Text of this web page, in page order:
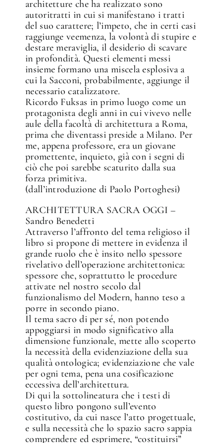
architetture che ha realizzato sono
autoritratti in cui si manifestano i tratti
del suo carattere; l’impeto, che in certi casi
raggiunge veemenza, la volontà di stupire e
destare meraviglia, il desiderio di scavare
in profondità. Questi elementi messi
insieme formano una miscela esplosiva a
cui la Sacconi, probabilmente, aggiunge il
necessario catalizzatore.
Ricordo Fuksas in primo luogo come un
protagonista degli anni in cui vivevo nelle
aule della facoltà di architettura a Roma,
prima che diventassi preside a Milano. Per
me, appena professore, era un giovane
promettente, inquieto, già con i segni di
ciò che poi sarebbe scaturito dalla sua
forza primitiva.
(dall’introduzione di Paolo Portoghesi)
ARCHITETTURA SACRA OGGI –
Sandro Benedetti
Attraverso l’affronto del tema religioso il
libro si propone di mettere in evidenza il
grande ruolo che è insito nello spessore
rivelativo dell’operazione architettonica:
spessore che, soprattutto le procedure
attivate nel nostro secolo dal
funzionalismo del Modern, hanno teso a
porre in secondo piano.
Il tema sacro di per sé, non potendo
appoggiarsi in modo significativo alla
dimensione funzionale, mette allo scoperto
la necessità della evidenziazione della sua
qualità ontologica; evidenziazione che vale
per ogni tema, pena una cosificazione
eccessiva dell’architettura.
Di qui la sottolineatura che i testi di
questo libro pongono sull’evento
costitutivo, da cui nasce l’atto progettuale,
e sulla necessità che lo spazio sacro sappia
comprendere ed esprimere, “costituirsi”